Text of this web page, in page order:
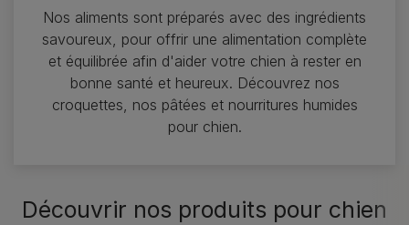
Nos aliments sont préparés avec des ingrédients
savoureux, pour offrir une alimentation complète
et équilibrée afin d'aider votre chien à rester en
bonne santé et heureux. Découvrez nos
croquettes, nos pâtées et nourritures humides
pour chien.​
Découvrir nos produits pour chien